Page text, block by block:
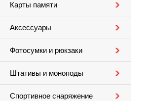
Карты памяти
Аксессуары
Фотосумки и рюкзаки
Штативы и моноподы
Спортивное снаряжение